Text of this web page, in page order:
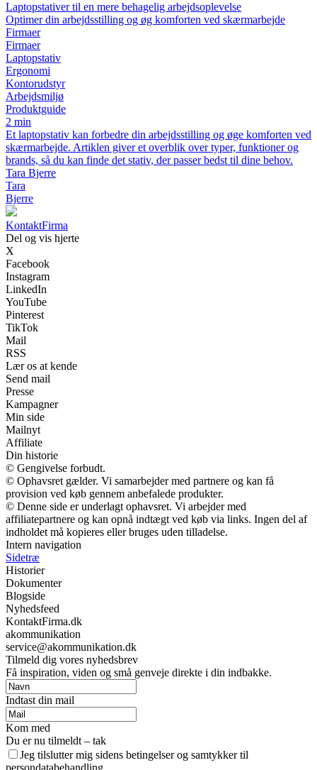
Laptopstativer til en mere behagelig arbejdsoplevelse
Optimer din arbejdsstilling og øg komforten ved skærmarbejde
Firmaer
Firmaer
Laptopstativ
Ergonomi
Kontorudstyr
Arbejdsmiljø
Produktguide
2 min
Et laptopstativ kan forbedre din arbejdsstilling og øge komforten ved
skærmarbejde. Artiklen giver et overblik over typer, funktioner og
brands, så du kan finde det stativ, der passer bedst til dine behov.
Tara Bjerre
Tara
Bjerre
KontaktFirma
Del og vis hjerte
X
Facebook
Instagram
LinkedIn
YouTube
Pinterest
TikTok
Mail
RSS
Lær os at kende
Send mail
Presse
Kampagner
Min side
Mailnyt
Affiliate
Din historie
© Gengivelse forbudt.
© Ophavsret gælder. Vi samarbejder med partnere og kan få
provision ved køb gennem anbefalede produkter.
© Denne side er underlagt ophavsret. Vi arbejder med
affiliatepartnere og kan opnå indtægt ved køb via links. Ingen del af
indholdet må kopieres eller bruges uden tilladelse.
Intern navigation
Sidetræ
Historier
Dokumenter
Blogside
Nyhedsfeed
KontaktFirma.dk
akommunikation
service@akommunikation.dk
Tilmeld dig vores nyhedsbrev
Få inspiration, viden og små genveje direkte i din indbakke.
Indtast din mail
Kom med
Du er nu tilmeldt – tak
Jeg tilslutter mig sidens betingelser og samtykker til